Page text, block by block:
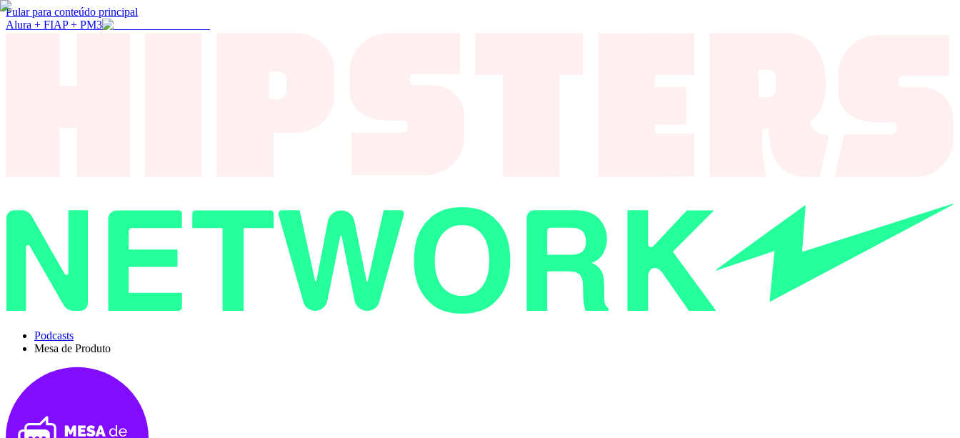
Pular para conteúdo principal
Alura + FIAP + PM3
Podcasts
Mesa de Produto